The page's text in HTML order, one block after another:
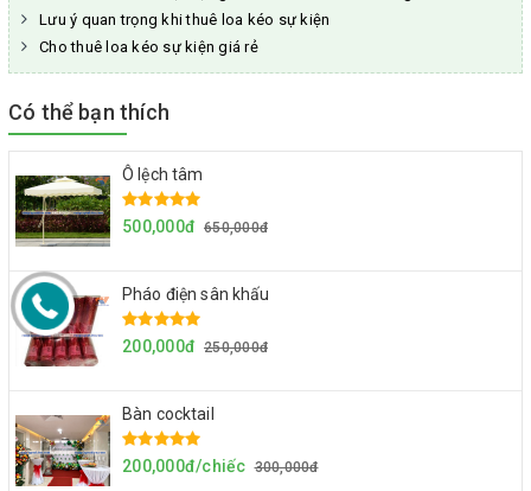
Lưu ý quan trọng khi thuê loa kéo sự kiện
Cho thuê loa kéo sự kiện giá rẻ
Có thể bạn thích
Ô lệch tâm
500,000đ 650,000đ
Pháo điện sân khấu
200,000đ 250,000đ
Bàn cocktail
200,000đ/chiếc 300,000đ